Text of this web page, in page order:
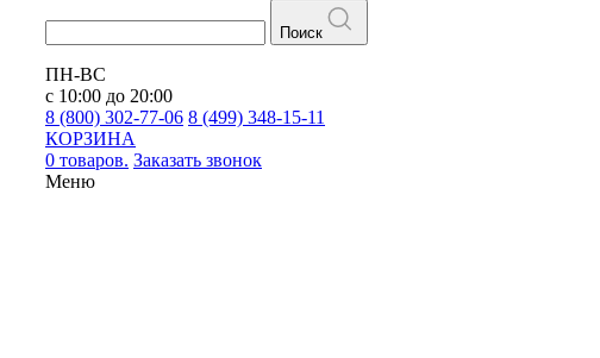
Поиск
ПН-ВС
с 10:00 до 20:00
8 (800) 302-77-06 8 (499) 348-15-11
КОРЗИНА
0 товаров. Заказать звонок
Меню